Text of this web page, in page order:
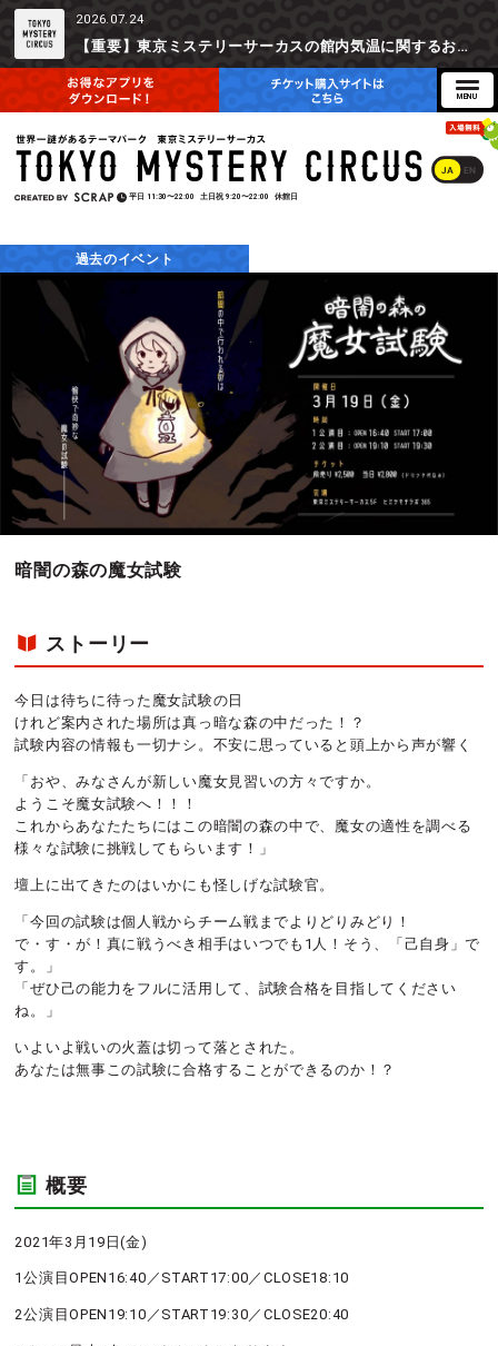
2026.07.24
【重要】東京ミステリーサーカスの館内気温に関するお詫びとご参加辞退時の返金対応について
JA EN
平日 11:30〜22:00 土日祝 9:20〜22:00 休館日
過去のイベント
暗闇の森の魔女試験
ストーリー
今日は待ちに待った魔女試験の日
けれど案内された場所は真っ暗な森の中だった！？
試験内容の情報も一切ナシ。不安に思っていると頭上から声が響く
「おや、みなさんが新しい魔女見習いの方々ですか。
ようこそ魔女試験へ！！！
これからあなたたちにはこの暗闇の森の中で、魔女の適性を調べる
様々な試験に挑戦してもらいます！」
壇上に出てきたのはいかにも怪しげな試験官。
「今回の試験は個人戦からチーム戦までよりどりみどり！
で・す・が！真に戦うべき相手はいつでも1人！そう、「己自身」で
す。」
「ぜひ己の能力をフルに活用して、試験合格を目指してください
ね。」
いよいよ戦いの火蓋は切って落とされた。
あなたは無事この試験に合格することができるのか！？
概要
2021年3月19日(金)
1公演目OPEN16:40／START17:00／CLOSE18:10
2公演目OPEN19:10／START19:30／CLOSE20:40